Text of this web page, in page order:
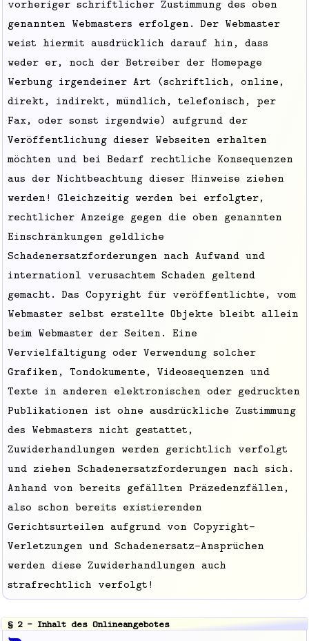
vorheriger schriftlicher Zustimmung des oben
genannten Webmasters erfolgen. Der Webmaster
weist hiermit ausdrücklich darauf hin, dass
weder er, noch der Betreiber der Homepage
Werbung irgendeiner Art (schriftlich, online,
direkt, indirekt, mündlich, telefonisch, per
Fax, oder sonst irgendwie) aufgrund der
Veröffentlichung dieser Webseiten erhalten
möchten und bei Bedarf rechtliche Konsequenzen
aus der Nichtbeachtung dieser Hinweise ziehen
werden! Gleichzeitig werden bei erfolgter,
rechtlicher Anzeige gegen die oben genannten
Einschränkungen geldliche
Schadenersatzforderungen nach Aufwand und
internationl verusachtem Schaden geltend
gemacht. Das Copyright für veröffentlichte, vom
Webmaster selbst erstellte Objekte bleibt allein
beim Webmaster der Seiten. Eine
Vervielfältigung oder Verwendung solcher
Grafiken, Tondokumente, Videosequenzen und
Texte in anderen elektronischen oder gedruckten
Publikationen ist ohne ausdrückliche Zustimmung
des Webmasters nicht gestattet,
Zuwiderhandlungen werden gerichtlich verfolgt
und ziehen Schadenersatzforderungen nach sich.
Anhand von bereits gefällten Präzedenzfällen,
also schon bereits existierenden
Gerichtsurteilen aufgrund von Copyright-
Verletzungen und Schadenersatz-Ansprüchen
werden diese Zuwiderhandlungen auch
strafrechtlich verfolgt!
§ 2 - Inhalt des Onlineangebotes